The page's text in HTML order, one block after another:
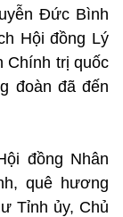
Đức Bình
Hội đồng Lý
Chính trị quốc
đoàn đã đến
đồng Nhân
quê hương
Tỉnh ủy, Chủ